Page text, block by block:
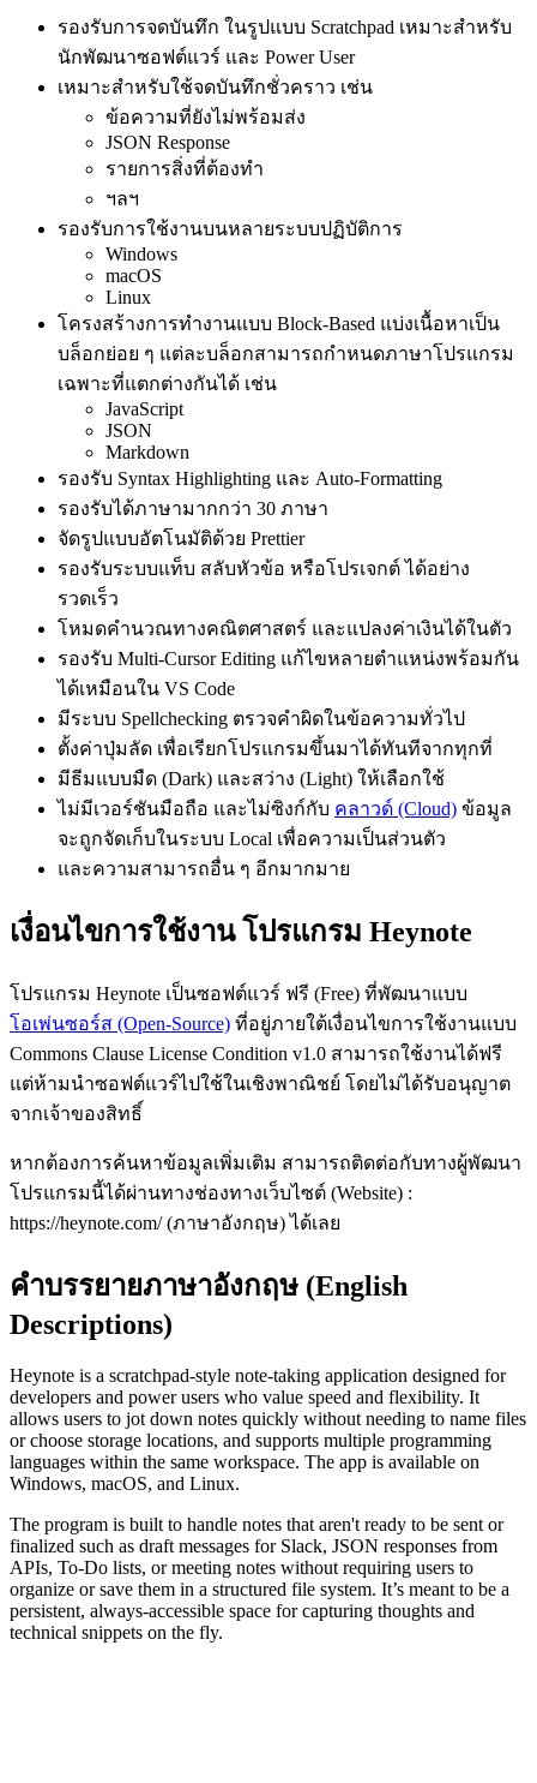
รองรับการจดบันทึก ในรูปแบบ Scratchpad เหมาะสำหรับ
นักพัฒนาซอฟต์แวร์ และ Power User
เหมาะสำหรับใช้จดบันทึกชั่วคราว เช่น
ข้อความที่ยังไม่พร้อมส่ง
JSON Response
รายการสิ่งที่ต้องทำ
ฯลฯ
รองรับการใช้งานบนหลายระบบปฏิบัติการ
Windows
macOS
Linux
โครงสร้างการทำงานแบบ Block-Based แบ่งเนื้อหาเป็น
บล็อกย่อย ๆ แต่ละบล็อกสามารถกำหนดภาษาโปรแกรม
เฉพาะที่แตกต่างกันได้ เช่น
JavaScript
JSON
Markdown
รองรับ Syntax Highlighting และ Auto-Formatting
รองรับได้ภาษามากกว่า 30 ภาษา
จัดรูปแบบอัตโนมัติด้วย Prettier
รองรับระบบแท็บ สลับหัวข้อ หรือโปรเจกต์ ได้อย่าง
รวดเร็ว
โหมดคำนวณทางคณิตศาสตร์ และแปลงค่าเงินได้ในตัว
รองรับ Multi-Cursor Editing แก้ไขหลายตำแหน่งพร้อมกัน
ได้เหมือนใน VS Code
มีระบบ Spellchecking ตรวจคำผิดในข้อความทั่วไป
ตั้งค่าปุ่มลัด เพื่อเรียกโปรแกรมขึ้นมาได้ทันทีจากทุกที่
มีธีมแบบมืด (Dark) และสว่าง (Light) ให้เลือกใช้
ไม่มีเวอร์ชันมือถือ และไม่ซิงก์กับ คลาวด์ (Cloud) ข้อมูล
จะถูกจัดเก็บในระบบ Local เพื่อความเป็นส่วนตัว
และความสามารถอื่น ๆ อีกมากมาย
เงื่อนไขการใช้งาน โปรแกรม Heynote
โปรแกรม Heynote เป็นซอฟต์แวร์ ฟรี (Free) ที่พัฒนาแบบ
โอเพ่นซอร์ส (Open-Source) ที่อยู่ภายใต้เงื่อนไขการใช้งานแบบ
Commons Clause License Condition v1.0 สามารถใช้งานได้ฟรี
แต่ห้ามนำซอฟต์แวร์ไปใช้ในเชิงพาณิชย์ โดยไม่ได้รับอนุญาต
จากเจ้าของสิทธิ์
หากต้องการค้นหาข้อมูลเพิ่มเติม สามารถติดต่อกับทางผู้พัฒนา
โปรแกรมนี้ได้ผ่านทางช่องทางเว็บไซต์ (Website) :
https://heynote.com/ (ภาษาอังกฤษ) ได้เลย
คำบรรยายภาษาอังกฤษ (English
Descriptions)
Heynote is a scratchpad-style note-taking application designed for
developers and power users who value speed and flexibility. It
allows users to jot down notes quickly without needing to name files
or choose storage locations, and supports multiple programming
languages within the same workspace. The app is available on
Windows, macOS, and Linux.
The program is built to handle notes that aren't ready to be sent or
finalized such as draft messages for Slack, JSON responses from
APIs, To-Do lists, or meeting notes without requiring users to
organize or save them in a structured file system. It’s meant to be a
persistent, always-accessible space for capturing thoughts and
technical snippets on the fly.